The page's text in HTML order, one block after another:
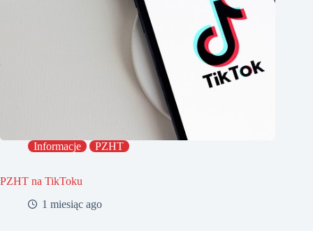
Informacje PZHT
PZHT na TikToku
1 miesiąc ago